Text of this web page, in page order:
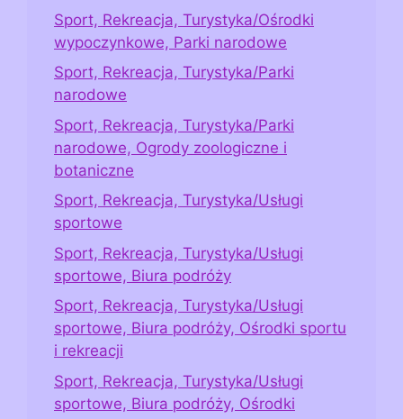
Sport, Rekreacja, Turystyka/Ośrodki
wypoczynkowe, Parki narodowe
Sport, Rekreacja, Turystyka/Parki
narodowe
Sport, Rekreacja, Turystyka/Parki
narodowe, Ogrody zoologiczne i
botaniczne
Sport, Rekreacja, Turystyka/Usługi
sportowe
Sport, Rekreacja, Turystyka/Usługi
sportowe, Biura podróży
Sport, Rekreacja, Turystyka/Usługi
sportowe, Biura podróży, Ośrodki sportu
i rekreacji
Sport, Rekreacja, Turystyka/Usługi
sportowe, Biura podróży, Ośrodki